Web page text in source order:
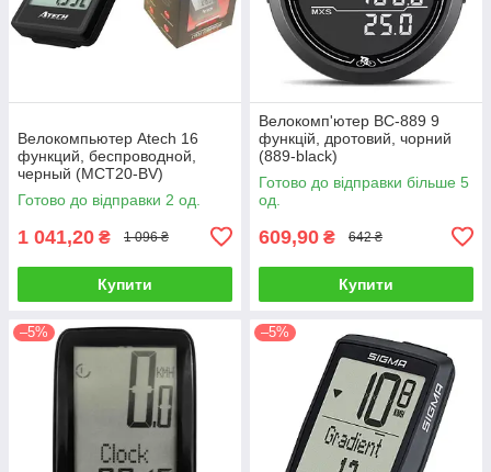
Велокомпьютер Atech 16
функций, беспроводной,
черный (MCT20-BV)
Готово до відправки 2 од.
1 041,20 ₴ 1 096 ₴
Купити
Велокомп'ютер BC-889 9
функцій, дротовий, чорний
(889-black)
Готово до відправки більше 5
од.
609,90 ₴ 642 ₴
Купити
–5% –5%